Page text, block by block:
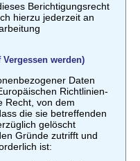
Berichtigungsrecht
hierzu jederzeit an
werden)
Daten
Richtlinien-
Recht, von dem
die sie betreffenden
gelöscht
Gründe zutrifft und
ist: